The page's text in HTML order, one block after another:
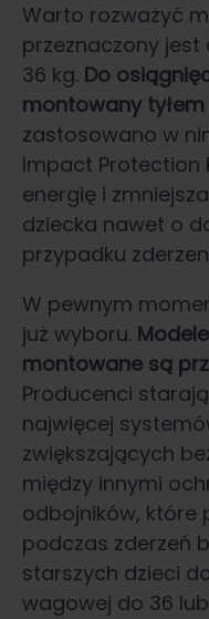
Warto rozważyć
przeznaczony
36 kg. Do
montowany
zastosowano w
Impact Protection
energię i
dziecka nawet o
przypadku
W pewnym
już wyboru.
montowane są
Producenci
najwięcej
zwiększających
między innymi
odbojników, które
podczas zderzeń
starszych dzieci
wagowej do 36